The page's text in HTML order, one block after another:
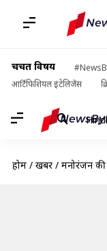
चर्चित विषय
आर्टिफिशियल इंटेलिजेंस
Hindi
होम / खबरें / मनोरंजन